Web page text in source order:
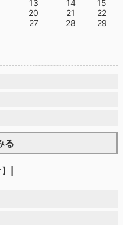
13 14
15
20 21
22
27 28
29
る
|